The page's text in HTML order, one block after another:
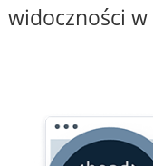
widoczności w